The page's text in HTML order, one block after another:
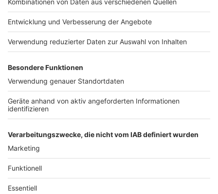
Jobs
Presse
Werben
Archiv
ANTENNE BAYERN GROUP
Stiftung ANTENNE BAYERN
hilft
Teilnahmebedingungen
Grounding Page ANTENNE
BAYERN
Studio-Hotline
Verkehrs-Hotline
Datenschutz­erklärung